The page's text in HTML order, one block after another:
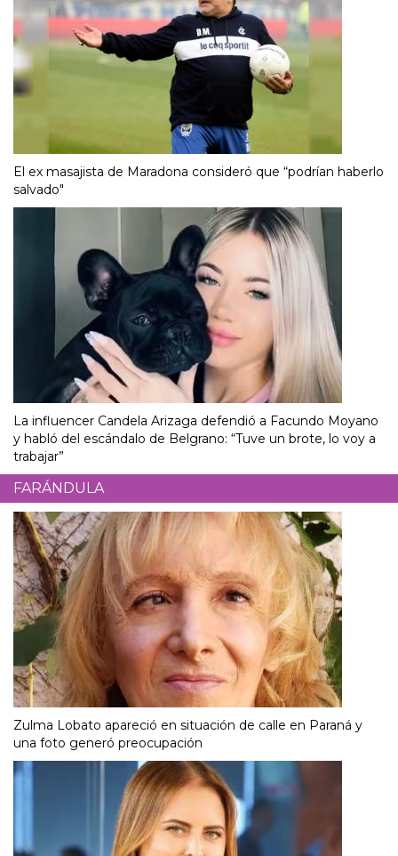
El ex masajista de Maradona consideró que “podrían haberlo
salvado"
La influencer Candela Arizaga defendió a Facundo Moyano
y habló del escándalo de Belgrano: “Tuve un brote, lo voy a
trabajar”
FARÁNDULA
Zulma Lobato apareció en situación de calle en Paraná y
una foto generó preocupación